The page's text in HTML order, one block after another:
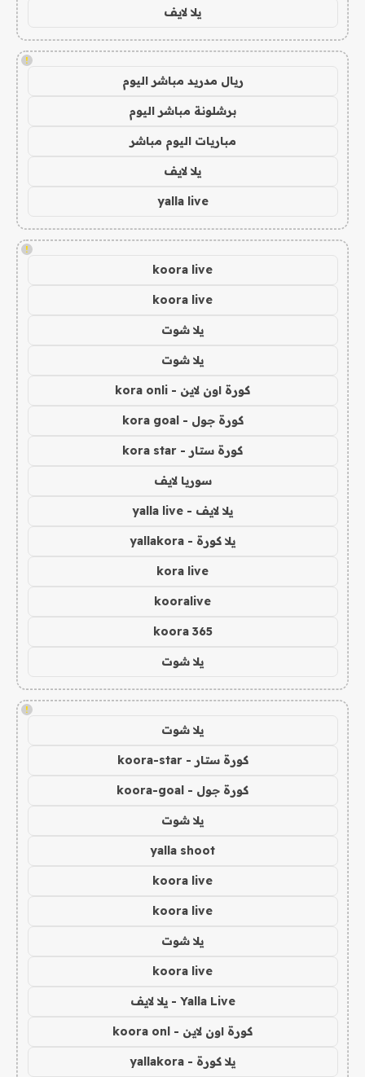
يلا لايف
!
ريال مدريد مباشر اليوم
برشلونة مباشر اليوم
مباريات اليوم مباشر
يلا لايف
yalla live
!
koora live
koora live
يلا شوت
يلا شوت
كورة اون لاين - kora onli
كورة جول - kora goal
كورة ستار - kora star
سوريا لايف
يلا لايف - yalla live
يلا كورة - yallakora
kora live
kooralive
koora 365
يلا شوت
!
يلا شوت
كورة ستار - koora-star
كورة جول - koora-goal
يلا شوت
yalla shoot
koora live
koora live
يلا شوت
koora live
Yalla Live - يلا لايف
كورة اون لاين - koora onl
يلا كورة - yallakora